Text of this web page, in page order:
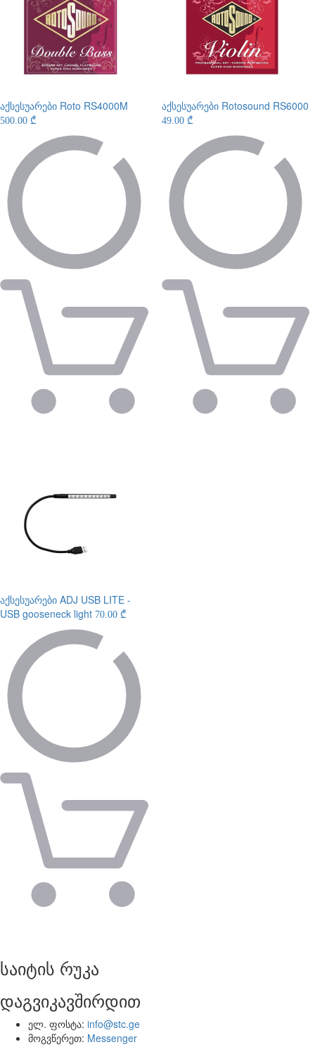
აქსესუარები Roto RS4000M
500.00 ₾
აქსესუარები Rotosound RS6000
49.00 ₾
აქსესუარები ADJ USB LITE -
USB gooseneck light 70.00 ₾
საიტის რუკა
დაგვიკავშირდით
ელ. ფოსტა: info@stc.ge
მოგვწერეთ: Messenger